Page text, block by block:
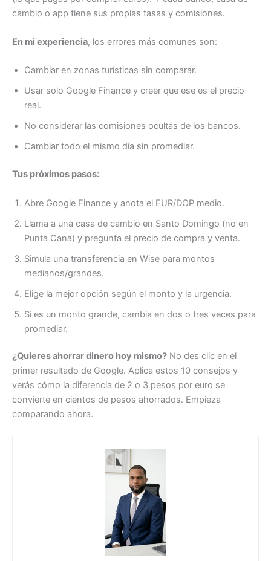
cambio o app tiene sus propias tasas y comisiones.
En mi experiencia, los errores más comunes son:
Cambiar en zonas turísticas sin comparar.
Usar solo Google Finance y creer que ese es el precio
real.
No considerar las comisiones ocultas de los bancos.
Cambiar todo el mismo día sin promediar.
Tus próximos pasos:
Abre Google Finance y anota el EUR/DOP medio.
Llama a una casa de cambio en Santo Domingo (no en
Punta Cana) y pregunta el precio de compra y venta.
Simula una transferencia en Wise para montos
medianos/grandes.
Elige la mejor opción según el monto y la urgencia.
Si es un monto grande, cambia en dos o tres veces para
promediar.
¿Quieres ahorrar dinero hoy mismo? No des clic en el
primer resultado de Google. Aplica estos 10 consejos y
verás cómo la diferencia de 2 o 3 pesos por euro se
convierte en cientos de pesos ahorrados. Empieza
comparando ahora.